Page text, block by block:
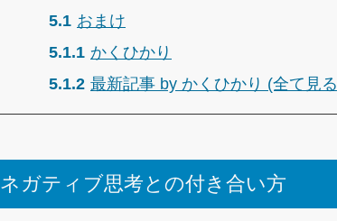
5.1 おまけ
5.1.1 かくひかり
5.1.2 最新記事 by かくひかり (全て見
ネガティブ思考との付き合い方